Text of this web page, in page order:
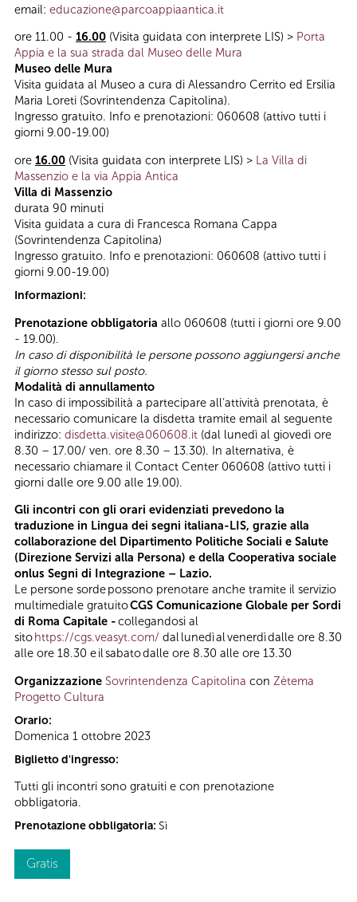
email: educazione@parcoappiaantica.it
ore 11.00 - 16.00 (Visita guidata con interprete LIS) > Porta
Appia e la sua strada dal Museo delle Mura
Museo delle Mura
Visita guidata al Museo a cura di Alessandro Cerrito ed Ersilia
Maria Loreti (Sovrintendenza Capitolina).
Ingresso gratuito. Info e prenotazioni: 060608 (attivo tutti i
giorni 9.00-19.00)
ore 16.00 (Visita guidata con interprete LIS) > La Villa di
Massenzio e la via Appia Antica
Villa di Massenzio
durata 90 minuti
Visita guidata a cura di Francesca Romana Cappa
(Sovrintendenza Capitolina)
Ingresso gratuito. Info e prenotazioni: 060608 (attivo tutti i
giorni 9.00-19.00)
Informazioni:
Prenotazione obbligatoria allo 060608 (tutti i giorni ore 9.00
- 19.00).
In caso di disponibilità le persone possono aggiungersi anche
il giorno stesso sul posto.
Modalità di annullamento
In caso di impossibilità a partecipare all’attività prenotata, è
necessario comunicare la disdetta tramite email al seguente
indirizzo: disdetta.visite@060608.it (dal lunedì al giovedì ore
8.30 – 17.00/ ven. ore 8.30 – 13.30). In alternativa, è
necessario chiamare il Contact Center 060608 (attivo tutti i
giorni dalle ore 9.00 alle 19.00).
Gli incontri con gli orari evidenziati prevedono la
traduzione in Lingua dei segni italiana-LIS, grazie alla
collaborazione del Dipartimento Politiche Sociali e Salute
(Direzione Servizi alla Persona) e della Cooperativa sociale
onlus Segni di Integrazione – Lazio.
Le persone sorde possono prenotare anche tramite il servizio
multimediale gratuitoCGS Comunicazione Globale per Sordi
di Roma Capitale -collegandosi al
sitohttps://cgs.veasyt.com/ dal lunedì al venerdì dalle ore 8.30
alle ore 18.30 e il sabato dalle ore 8.30 alle ore 13.30
Organizzazione Sovrintendenza Capitolina con Zètema
Progetto Cultura
Orario:
Domenica 1 ottobre 2023
Biglietto d'ingresso:
Tutti gli incontri sono gratuiti e con prenotazione
obbligatoria.
Prenotazione obbligatoria: Sì
Gratis